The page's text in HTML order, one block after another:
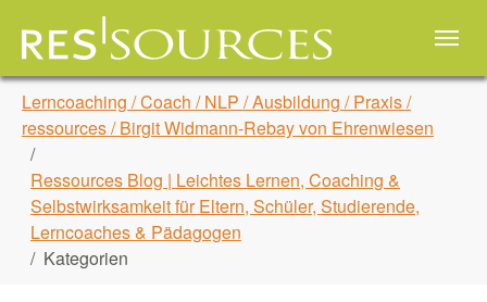
Skip to main navigation
Zum Hauptinhalt springen
Skip to page footer
Sie sind hier:
Lerncoaching / Coach / NLP / Ausbildung / Praxis /
ressources / Birgit Widmann-Rebay von Ehrenwiesen
Ressources Blog | Leichtes Lernen, Coaching &
Selbstwirksamkeit für Eltern, Schüler, Studierende,
Lerncoaches & Pädagogen
Kategorien